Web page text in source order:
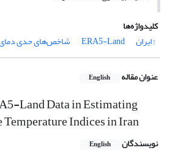
کلیدواژه‌ها
: ایران
ERA5-Land شاخص‌های حدی دمای
عنوان مقاله English
Land Data in Estimating
Indices in Iran
نویسندگان English